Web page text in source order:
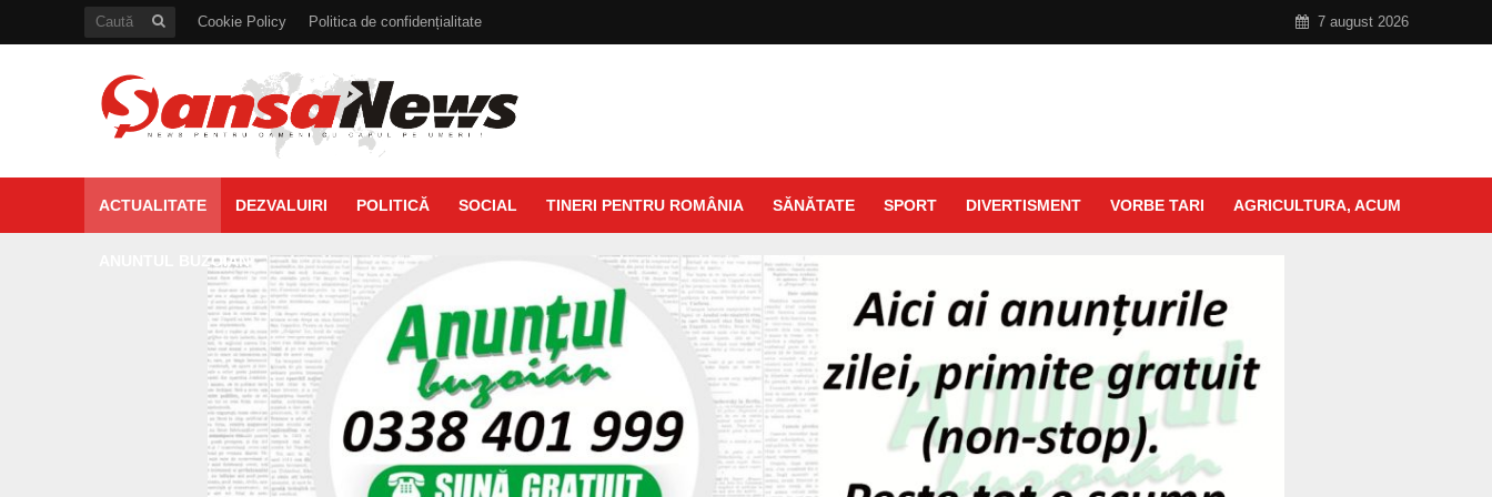
Cookie Policy Politica de confidențialitate 7 august 2026
ACTUALITATE DEZVALUIRI POLITICĂ SOCIAL TINERI PENTRU ROMÂNIA SĂNĂTATE SPORT DIVERTISMENT VORBE TARI AGRICULTURA, ACUM
ANUNTUL BUZOIAN